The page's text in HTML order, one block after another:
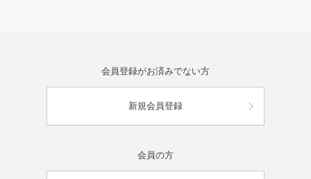
会員登録がお済みでない方
新規会員登録
会員の方